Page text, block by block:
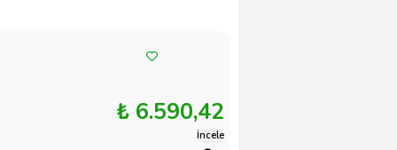
₺ 6.590,42
İncele